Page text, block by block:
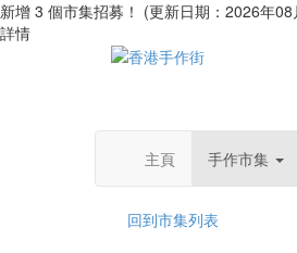
新增 3 個市集招募！ (更新日期：2026年08
詳情
主頁
手作市集
回到市集列表